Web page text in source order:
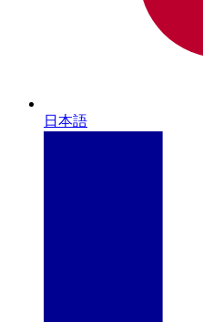
日本語